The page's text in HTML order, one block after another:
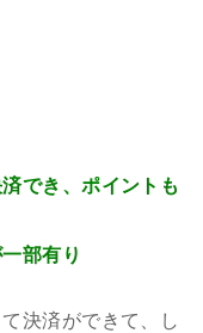
でき、ポイントも
部有り
決済ができて、し